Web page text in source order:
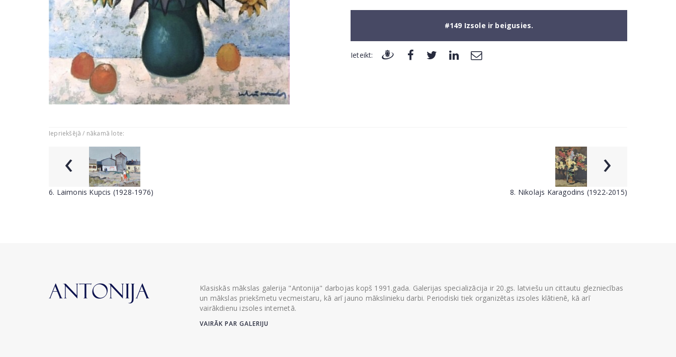
#149 Izsole ir beigusies.
Ieteikt:
Iepriekšējā / nākamā lote:
‹
6. Laimonis Kupcis (1928-1976)
›
8. Nikolajs Karagodins (1922-2015)
Klasiskās mākslas galerija "Antonija" darbojas kopš 1991.gada. Galerijas specializācija ir 20.gs. latviešu un cittautu glezniecības
un mākslas priekšmetu vecmeistaru, kā arī jauno mākslinieku darbi. Periodiski tiek organizētas izsoles klātienē, kā arī
vairākdienu izsoles internetā.
VAIRĀK PAR GALERIJU